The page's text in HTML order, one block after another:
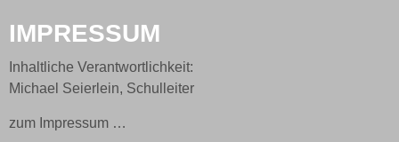
IMPRESSUM
Inhaltliche Verantwortlichkeit:
Michael Seierlein, Schulleiter
zum Impressum …